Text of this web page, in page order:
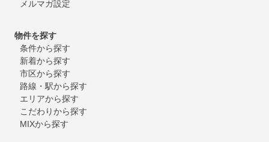
メルマガ設定
物件を探す
条件から探す
新着から探す
市区から探す
路線・駅から探す
エリアから探す
こだわりから探す
MIXから探す